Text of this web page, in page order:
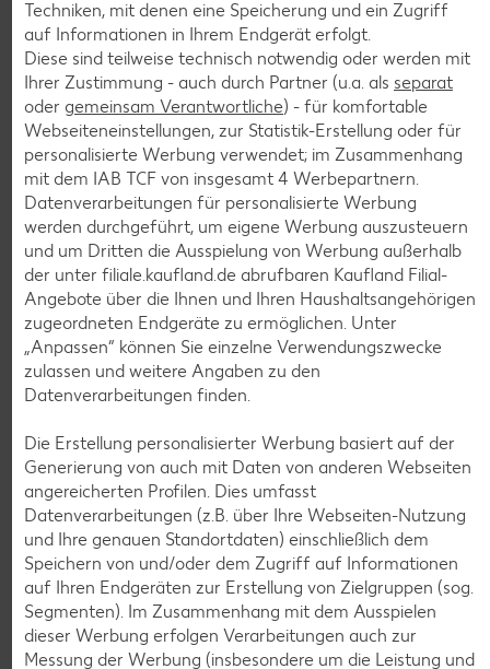
SCHWARZWALDMILCH
Bioland frische Vollmilch,
3,8 % Fett
je 1-l-Packg.
nur
1.59
nur
1.29
K-TAKE IT VEGGIE
Veganer Cocogurt vegan,
versch. Sorten
je 400-g-Becher
(1 kg = 3.23)
nur
1.29
Weitere Angebote anzeigen
Techniken, mit denen eine Speicherung und ein Zugriff
auf Informationen in Ihrem Endgerät erfolgt.
Diese sind teilweise technisch notwendig oder werden mit
Ihrer Zustimmung - auch durch Partner (u.a. als separat
oder gemeinsam Verantwortliche) - für komfortable
Webseiteneinstellungen, zur Statistik-Erstellung oder für
personalisierte Werbung verwendet; im Zusammenhang
mit dem IAB TCF von insgesamt 4 Werbepartnern.
Datenverarbeitungen für personalisierte Werbung
werden durchgeführt, um eigene Werbung auszusteuern
und um Dritten die Ausspielung von Werbung außerhalb
der unter filiale.kaufland.de abrufbaren Kaufland Filial-
Angebote über die Ihnen und Ihren Haushaltsangehörigen
zugeordneten Endgeräte zu ermöglichen. Unter
„Anpassen“ können Sie einzelne Verwendungszwecke
zulassen und weitere Angaben zu den
Datenverarbeitungen finden.
Die Erstellung personalisierter Werbung basiert auf der
Generierung von auch mit Daten von anderen Webseiten
angereicherten Profilen. Dies umfasst
Datenverarbeitungen (z.B. über Ihre Webseiten-Nutzung
und Ihre genauen Standortdaten) einschließlich dem
Speichern von und/oder dem Zugriff auf Informationen
auf Ihren Endgeräten zur Erstellung von Zielgruppen (sog.
Segmenten). Im Zusammenhang mit dem Ausspielen
dieser Werbung erfolgen Verarbeitungen auch zur
Messung der Werbung (insbesondere um die Leistung und